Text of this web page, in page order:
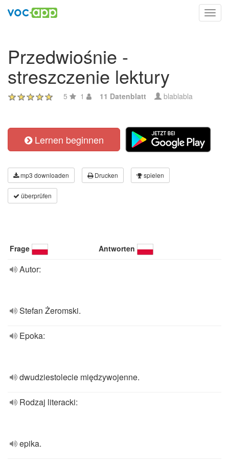
Przedwiośnie -
streszczenie lektury
5 1 11 Datenblatt blablabla
Lernen beginnen
mp3 downloaden Drucken spielen
überprüfen
Frage Antworten
Autor:
Stefan Żeromski.
Epoka:
dwudziestolecie międzywojenne.
Rodzaj literacki:
epika.